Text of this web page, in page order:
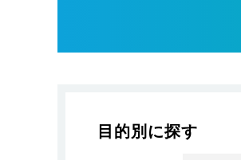
目的別に探す